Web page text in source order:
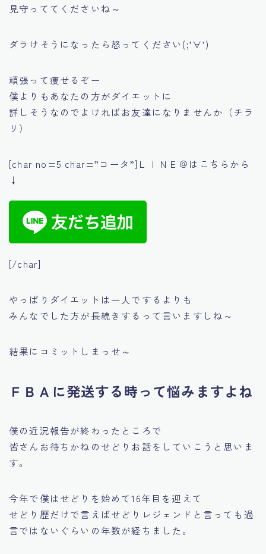
見守っててくださいね～
ダラけそうになったら怒ってください(;’∀’)
頑張って痩せるぞー
僕よりもあなたの方がダイエットに
詳しそうなのでよければお友達になりませんか（チラ
リ）
[char no=5 char=”コータ”]ＬＩＮＥ＠はこちらから
↓
[/char]
やっぱりダイエットは一人でするよりも
みんなでした方が長続きするって言いますしね～
結果にコミットしまっせ～
ＦＢＡに発送する時って悩みますよね
僕の近況報告が終わったところで
皆さんお待ちかねのせどりお話をしていこうと思いま
す。
今年で僕はせどりを始めて16年目を迎えて
せどり歴だけで言えばせどりレジェンド と言っても過
言ではないぐらいの年数が経ちました。